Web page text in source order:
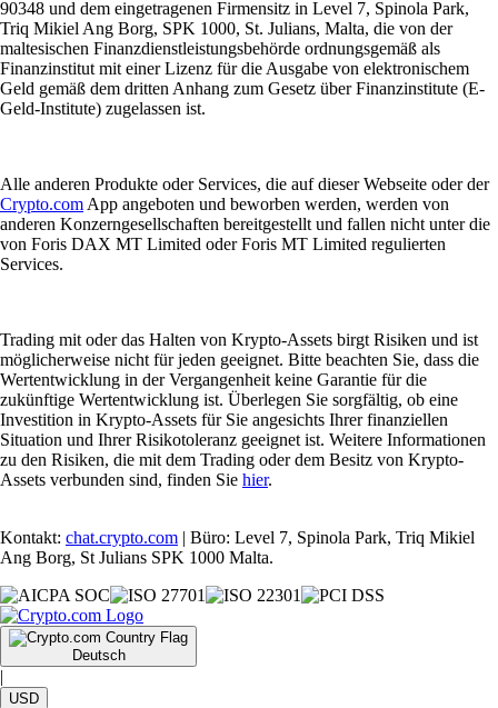
90348 und dem eingetragenen Firmensitz in Level 7, Spinola Park,
Triq Mikiel Ang Borg, SPK 1000, St. Julians, Malta, die von der
maltesischen Finanzdienstleistungsbehörde ordnungsgemäß als
Finanzinstitut mit einer Lizenz für die Ausgabe von elektronischem
Geld gemäß dem dritten Anhang zum Gesetz über Finanzinstitute (E-
Geld-Institute) zugelassen ist.
Alle anderen Produkte oder Services, die auf dieser Webseite oder der
Crypto.com App angeboten und beworben werden, werden von
anderen Konzerngesellschaften bereitgestellt und fallen nicht unter die
von Foris DAX MT Limited oder Foris MT Limited regulierten
Services.
Trading mit oder das Halten von Krypto-Assets birgt Risiken und ist
möglicherweise nicht für jeden geeignet. Bitte beachten Sie, dass die
Wertentwicklung in der Vergangenheit keine Garantie für die
zukünftige Wertentwicklung ist. Überlegen Sie sorgfältig, ob eine
Investition in Krypto-Assets für Sie angesichts Ihrer finanziellen
Situation und Ihrer Risikotoleranz geeignet ist. Weitere Informationen
zu den Risiken, die mit dem Trading oder dem Besitz von Krypto-
Assets verbunden sind, finden Sie hier.
Kontakt: chat.crypto.com | Büro: Level 7, Spinola Park, Triq Mikiel
Ang Borg, St Julians SPK 1000 Malta.
Deutsch
|
USD